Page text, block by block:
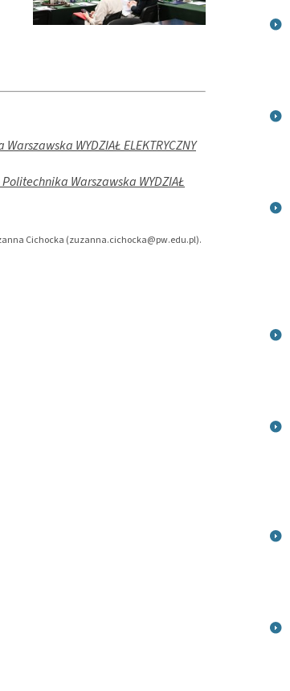
WYDZIAŁ ELEKTRYCZNY
Warszawska WYDZIAŁ
Cichocka (zuzanna.cichocka@pw.edu.pl).